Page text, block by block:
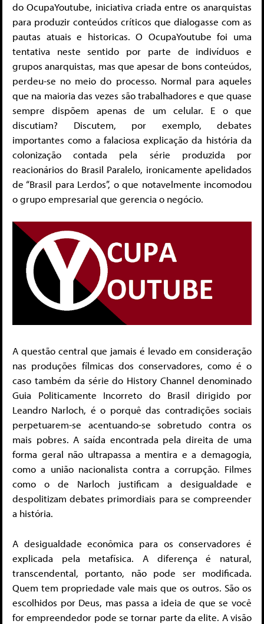
do OcupaYoutube, iniciativa criada entre os anarquistas
para produzir conteúdos críticos que dialogasse com as
pautas atuais e historicas. O OcupaYoutube foi uma
tentativa neste sentido por parte de indivíduos e
grupos anarquistas, mas que apesar de bons conteúdos,
perdeu-se no meio do processo. Normal para aqueles
que na maioria das vezes são trabalhadores e que quase
sempre dispõem apenas de um celular. E o que
discutiam? Discutem, por exemplo, debates
importantes como a falaciosa explicação da história da
colonização contada pela série produzida por
reacionários do Brasil Paralelo, ironicamente apelidados
de “Brasil para Lerdos”, o que notavelmente incomodou
o grupo empresarial que gerencia o negócio.
A questão central que jamais é levado em consideração
nas produções fílmicas dos conservadores, como é o
caso também da série do History Channel denominado
Guia Politicamente Incorreto do Brasil dirigido por
Leandro Narloch, é o porquê das contradições sociais
perpetuarem-se acentuando-se sobretudo contra os
mais pobres. A saída encontrada pela direita de uma
forma geral não ultrapassa a mentira e a demagogia,
como a união nacionalista contra a corrupção. Filmes
como o de Narloch justificam a desigualdade e
despolitizam debates primordiais para se compreender
a história.
A desigualdade econômica para os conservadores é
explicada pela metafísica. A diferença é natural,
transcendental, portanto, não pode ser modificada.
Quem tem propriedade vale mais que os outros. São os
escolhidos por Deus, mas passa a ideia de que se você
for empreendedor pode se tornar parte da elite. A visão